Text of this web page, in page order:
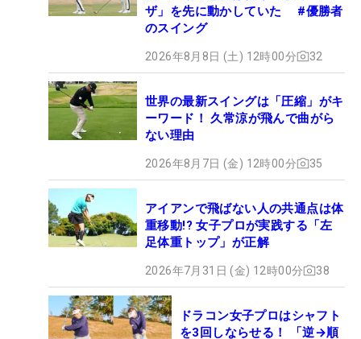
ザ」を先に動かしていた #優勝者
のスイング
2026年8月8日 (土) 12時00分 32
世界の最新スイングは「圧縮」がキ
ーワード！ 久常涼が飛んで曲がら
ない理由
2026年8月7日 (金) 12時00分 35
アイアンで飛ばない人の共通点は体
重移動!? 女子プロが実践する「左
足体重トップ」が正解
2026年7月31日 (金) 12時00分 38
ドラコン女子プロはシャフト
を3回しならせる！ 「逆→順